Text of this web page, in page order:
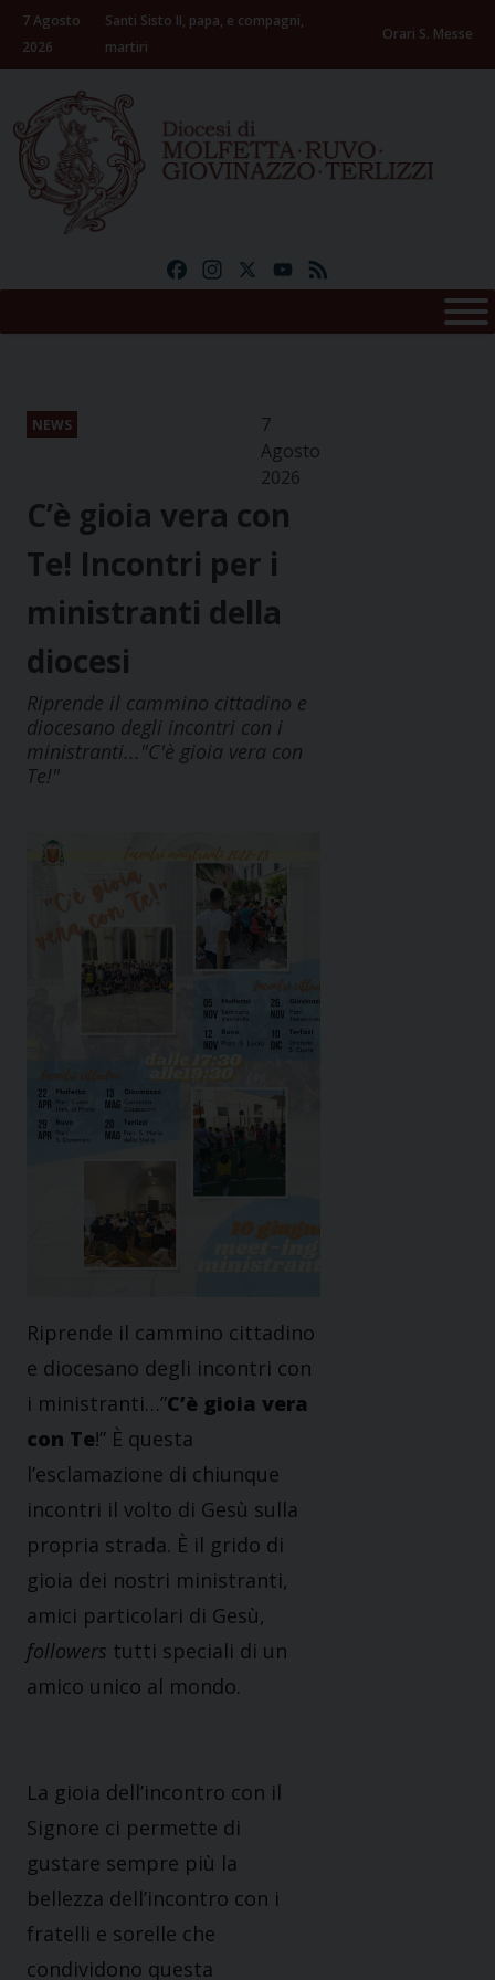
Skip
content
7 Agosto
2026
Santi Sisto II, papa, e compagni,
martiri
Orari S. Messe
FacebookInstagramYouTube
NEWS
7
Agosto
2026
C’è gioia vera con
Te! Incontri per i
ministranti della
diocesi
Riprende il cammino cittadino e
diocesano degli incontri con i
ministranti..."C'è gioia vera con
Te!"
Riprende il cammino cittadino
e diocesano degli incontri con
i ministranti…”C’è gioia vera
con Te!” È questa
l’esclamazione di chiunque
incontri il volto di Gesù sulla
propria strada. È il grido di
gioia dei nostri ministranti,
amici particolari di Gesù,
followers tutti speciali di un
amico unico al mondo.
La gioia dell’incontro con il
Signore ci permette di
gustare sempre più la
bellezza dell’incontro con i
fratelli e sorelle che
condividono questa